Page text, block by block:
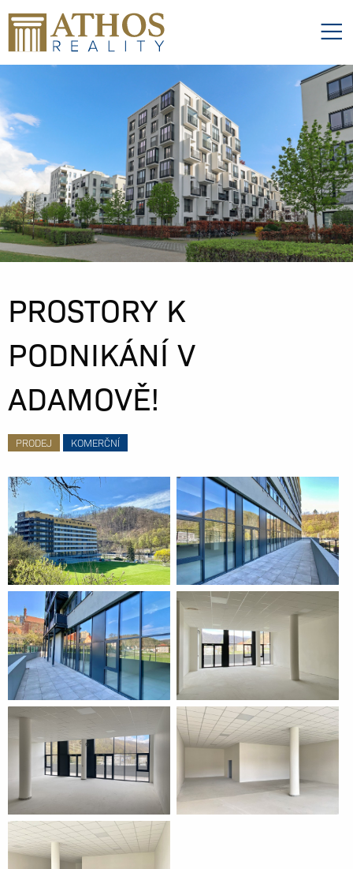
PROSTORY K
PODNIKÁNÍ V
ADAMOVĚ!
PRODEJ KOMERČNÍ